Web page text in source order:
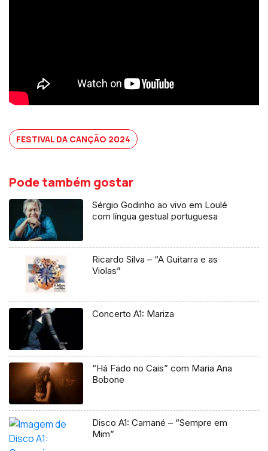
FESTIVAL DA CANÇÃO 2024
Pode também gostar
Sérgio Godinho ao vivo em Loulé
com língua gestual portuguesa
Ricardo Silva – “A Guitarra e as
Violas”
Concerto A1: Mariza
“Há Fado no Cais” com Maria Ana
Bobone
Disco A1: Camané – “Sempre em
Mim”